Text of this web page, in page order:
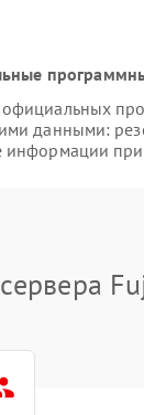
данными:
информации